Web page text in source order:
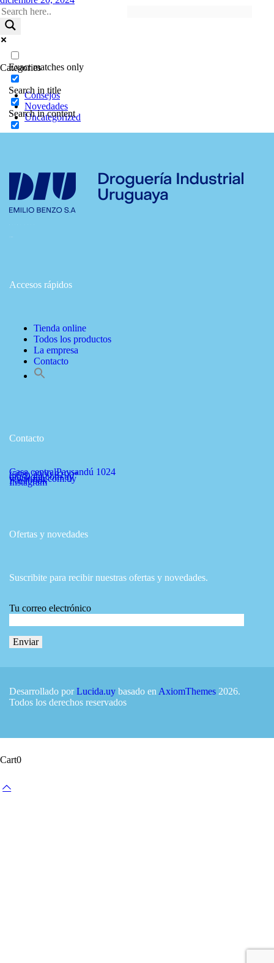
Exact matches only
Search in title
Search in content
Categories
Consejos
Novedades
Uncategorized
Accesos rápidos
Tienda online
Todos los productos
La empresa
Contacto
Contacto
Casa centralPaysandú 1024
(598) 2900 8190*
diu@diu.com.uy
www.diu.com.uy
Facebook
Instagram
Ofertas y novedades
Suscribite para recibir nuestras ofertas y novedades.
Tu correo electrónico
Desarrollado porLucida.uy basado enAxiomThemes 2026.
Todos los derechos reservados
Cart0